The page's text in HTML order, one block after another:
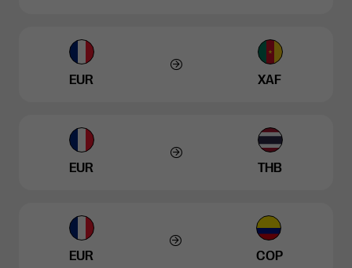
EUR XAF
EUR THB
EUR COP